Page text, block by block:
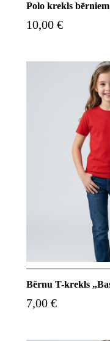
Polo krekls
10,00 €
Bērnu T-krekls
7,00 €